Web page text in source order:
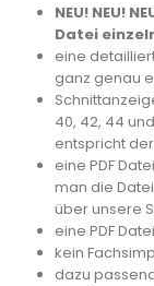
NEU! NEU!
Datei
eine
ganz genau
40, 42, 44
entspricht der
eine PDF
man die
über unsere
eine PDF
kein
dazu